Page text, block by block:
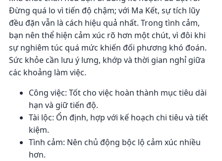
Đừng quá lo vì tiến độ chậm; với Ma Kết, sự tích lũy
đều đặn vẫn là cách hiệu quả nhất. Trong tình cảm,
bạn nên thể hiện cảm xúc rõ hơn một chút, vì đôi khi
sự nghiêm túc quá mức khiến đối phương khó đoán.
Sức khỏe cần lưu ý lưng, khớp và thời gian nghỉ giữa
các khoảng làm việc.
Công việc: Tốt cho việc hoàn thành mục tiêu dài
hạn và giữ tiến độ.
Tài lộc: Ổn định, hợp với kế hoạch chi tiêu và tiết
kiệm.
Tình cảm: Nên chủ động bộc lộ cảm xúc nhiều
hơn.